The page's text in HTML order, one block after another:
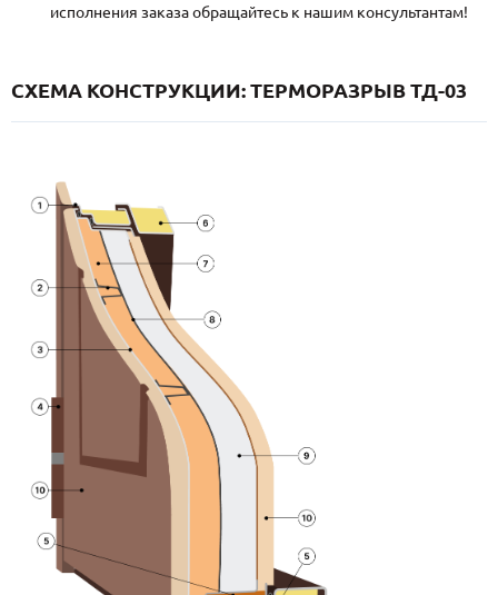
исполнения заказа обращайтесь к нашим консультантам!
СХЕМА КОНСТРУКЦИИ: ТЕРМОРАЗРЫВ ТД-03